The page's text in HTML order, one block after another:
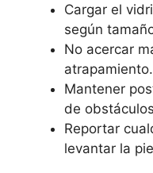
Cargar el
según
No acercar
atrapamiento.
Mantener
de
Reportar
levantar la